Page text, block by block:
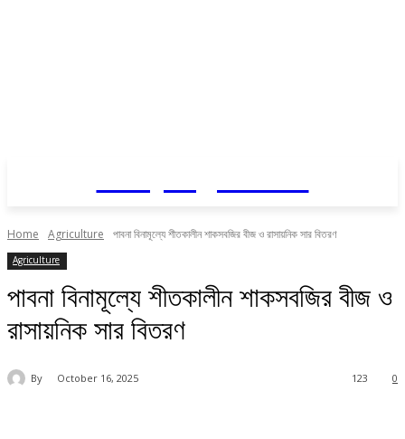
Home Agriculture পাবনা বিনামূল্যে শীতকালীন শাকসবজির বীজ ও রাসায়নিক সার বিতরণ
Agriculture
পাবনা বিনামূল্যে শীতকালীন শাকসবজির বীজ ও
রাসায়নিক সার বিতরণ
By October 16, 2025 0
123